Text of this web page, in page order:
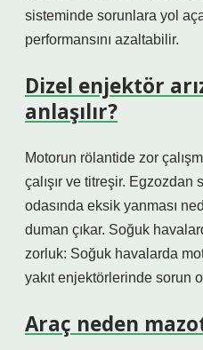
sisteminde sorunlara yol
performansını azaltabilir.
Dizel enjektör
anlaşılır?
Motorun rölantide zor
çalışır ve titreşir. Egzozdan
odasında eksik yanması
duman çıkar. Soğuk
zorluk: Soğuk havalarda
yakıt enjektörlerinde sorun
Araç neden